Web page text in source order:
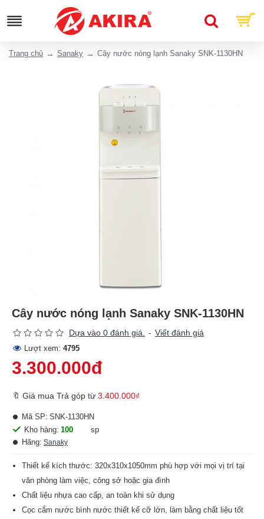
Trang chủ Sanaky Cây nước nóng lạnh Sanaky SNK-1130HN
Cây nước nóng lạnh Sanaky SNK-1130HN
Dựa vào 0 đánh giá. - Viết đánh giá
Lượt xem: 4795
3.300.000đ
🔖 Giá mua Trả góp từ 3.400.000₫
Kho hàng: 100
sp
Hãng: Sanaky
Mã SP: SNK-1130HN
Thiết kế kích thước: 320x310x1050mm phù hợp với mọi vị trí tại
văn phòng làm việc, công sở hoặc gia đình
Chất liệu nhựa cao cấp, an toàn khi sử dụng
Cọc cắm nước bình nước thiết kế cỡ lớn, làm bằng chất liệu tốt